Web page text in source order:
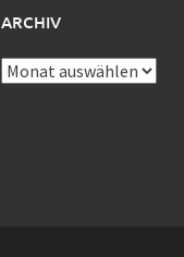
ARCHIV
Archiv